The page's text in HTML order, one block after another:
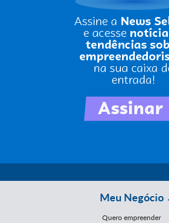
Meu Negócio
Quero empreender